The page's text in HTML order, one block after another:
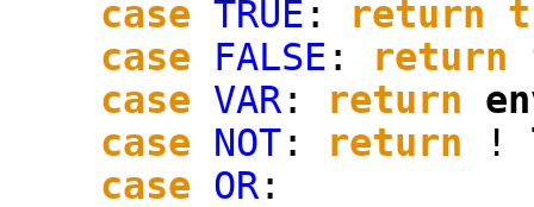
case TRUE : return
case
FALSE : return
case VAR: return
case
NOT: return !
case OR: